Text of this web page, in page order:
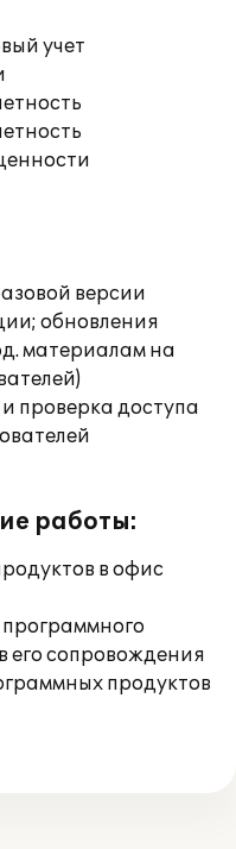
учет
версии
обновления
материалам на
проверка доступа
работы:
в офис
его сопровождения
продуктов